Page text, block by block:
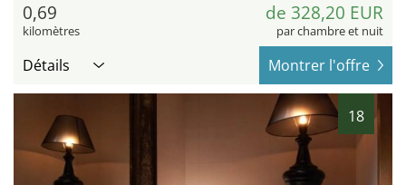
0,69
kilomètres
de 328,20 EUR
par chambre et nuit
Détails Montrer l'offre
18